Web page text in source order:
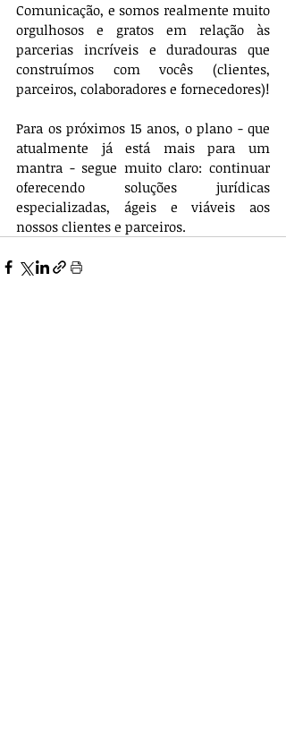
Comunicação, e somos realmente muito
orgulhosos e gratos em relação às
parcerias incríveis e duradouras que
construímos com vocês (clientes,
Para os próximos 15 anos, o plano - que
atualmente já está mais para um
mantra - segue muito claro: continuar
oferecendo soluções jurídicas
especializadas, ágeis e viáveis aos
nossos clientes e parceiros.